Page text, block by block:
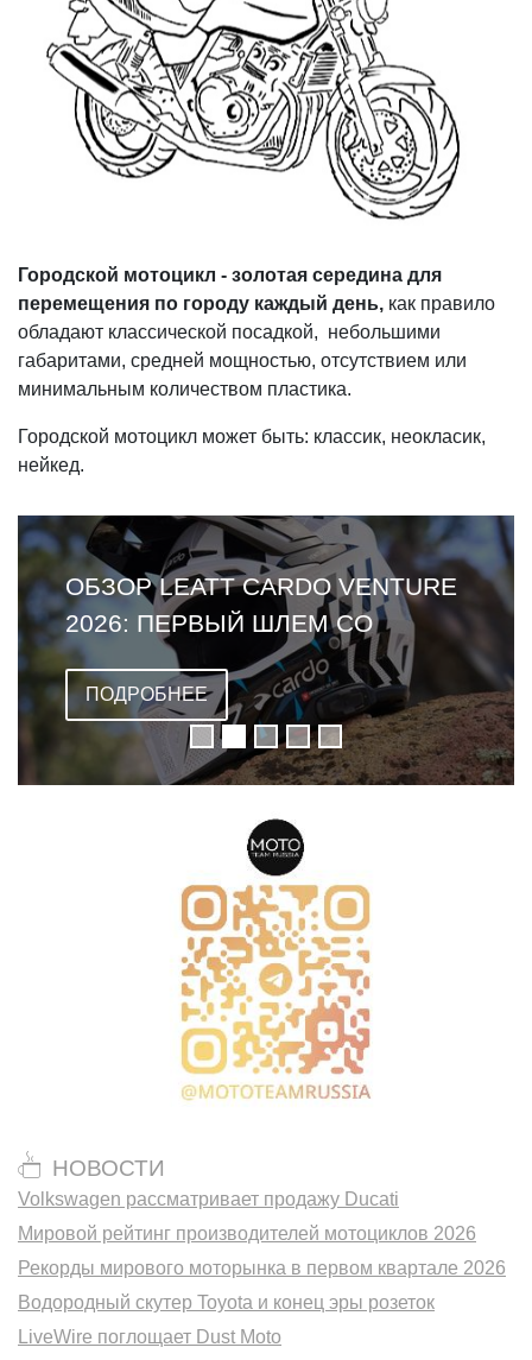
Городской мотоцикл - золотая середина для
перемещения по городу каждый день, как правило
обладают классической посадкой, небольшими
габаритами, средней мощностью, отсутствием или
минимальным количеством пластика.
Городской мотоцикл может быть: классик, неокласик,
нейкед.
ОБЗОР LEATT CARDO VENTURE
2026: ПЕРВЫЙ ШЛЕМ СО
ВСТРОЕННОЙ ГАРНИТУРОЙ
ПОДРОБНЕЕ
НОВОСТИ
Volkswagen рассматривает продажу Ducati
Мировой рейтинг производителей мотоциклов 2026
Рекорды мирового моторынка в первом квартале 2026
Водородный скутер Toyota и конец эры розеток
LiveWire поглощает Dust Moto